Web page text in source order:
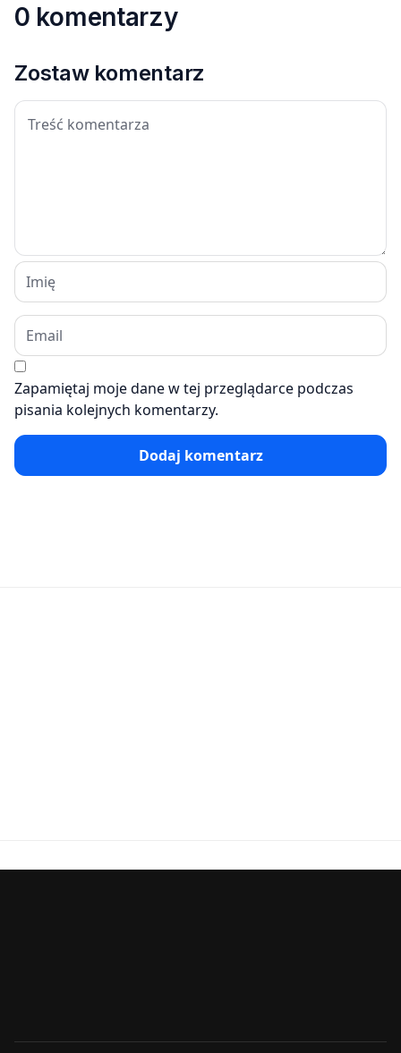
0 komentarzy
Zostaw komentarz
Zapamiętaj moje dane w tej przeglądarce podczas
pisania kolejnych komentarzy.
Dodaj komentarz